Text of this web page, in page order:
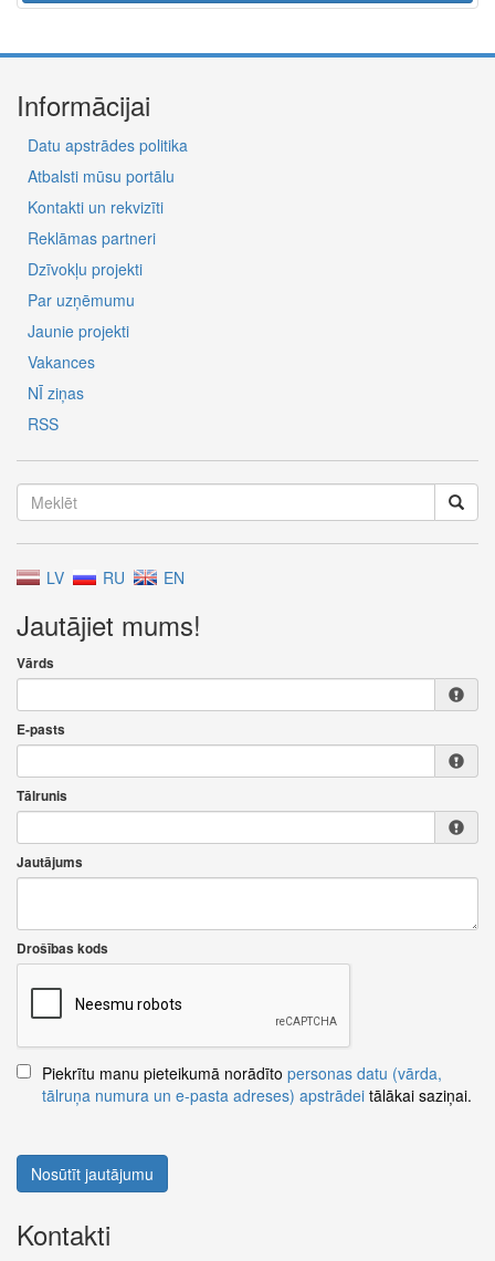
Informācijai
Datu apstrādes politika
Atbalsti mūsu portālu
Kontakti un rekvizīti
Reklāmas partneri
Dzīvokļu projekti
Par uzņēmumu
Jaunie projekti
Vakances
NĪ ziņas
RSS
LV RU EN
Jautājiet mums!
Vārds
E-pasts
Tālrunis
Jautājums
Drošības kods
Piekrītu manu pieteikumā norādīto personas datu (vārda,
tālruņa numura un e-pasta adreses) apstrādei tālākai saziņai.
Nosūtīt jautājumu
Kontakti